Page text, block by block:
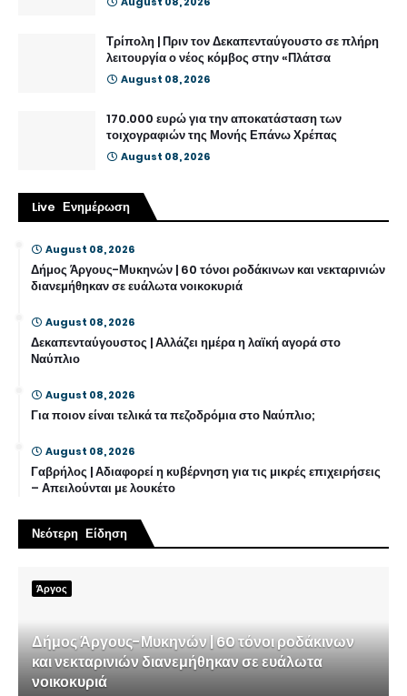
Τρίπολη | Πριν τον Δεκαπενταύγουστο σε πλήρη
λειτουργία ο νέος κόμβος στην «Πλάτσα
August 08, 2026
170.000 ευρώ για την αποκατάσταση των
τοιχογραφιών της Μονής Επάνω Χρέπας
August 08, 2026
Live Ενημέρωση
August 08, 2026
Δήμος Άργους-Μυκηνών | 60 τόνοι ροδάκινων και νεκταρινιών
διανεμήθηκαν σε ευάλωτα νοικοκυριά
August 08, 2026
Δεκαπενταύγουστος | Αλλάζει ημέρα η λαϊκή αγορά στο
Ναύπλιο
August 08, 2026
Για ποιον είναι τελικά τα πεζοδρόμια στο Ναύπλιο;
August 08, 2026
Γαβρήλος | Αδιαφορεί η κυβέρνηση για τις μικρές επιχειρήσεις
– Απειλούνται με λουκέτο
Νεότερη Είδηση
Άργος
Δήμος Άργους-Μυκηνών | 60 τόνοι ροδάκινων
και νεκταρινιών διανεμήθηκαν σε ευάλωτα
νοικοκυριά